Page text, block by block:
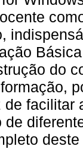
do
de facilitar
de